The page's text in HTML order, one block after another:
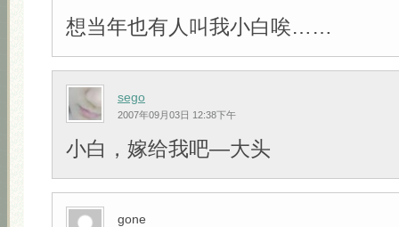
想当年也有人叫我小白唉……
sego
2007年09月03日 12:38下午
小白，嫁给我吧—大头
gone